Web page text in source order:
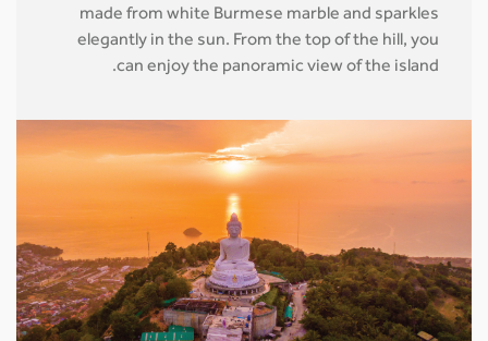
made from white Burmese marble and sparkles
elegantly in the sun. From the top of the hill, you
can enjoy the panoramic view of the island.